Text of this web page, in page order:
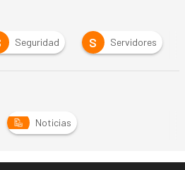
Seguridad S Servidores
Noticias